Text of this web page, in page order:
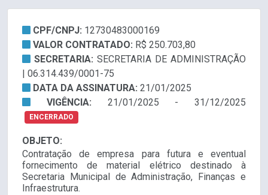
CPF/CNPJ: 12730483000169
VALOR CONTRATADO: R$ 250.703,80
SECRETARIA: SECRETARIA DE ADMINISTRAÇÃO
| 06.314.439/0001-75
DATA DA ASSINATURA: 21/01/2025
VIGÊNCIA: 21/01/2025 - 31/12/2025
ENCERRADO
OBJETO:
Contratação de empresa para futura e eventual
fornecimento de material elétrico destinado à
Secretaria Municipal de Administração, Finanças e
Infraestrutura.